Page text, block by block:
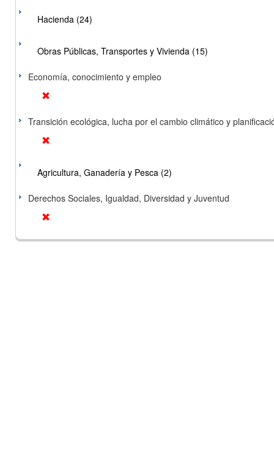
Hacienda (24)
Obras Públicas, Transportes y Vivienda (15)
Economía, conocimiento y empleo
Transición ecológica, lucha por el cambio climático y
Agricultura, Ganadería y Pesca (2)
Derechos Sociales, Igualdad, Diversidad y Juventud